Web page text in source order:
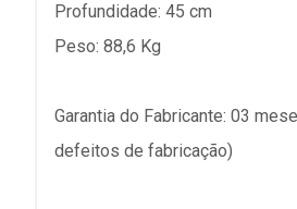
Profundidade: 45 cm
Peso: 88,6 Kg
Garantia do Fabricante: 03
defeitos de fabricação)